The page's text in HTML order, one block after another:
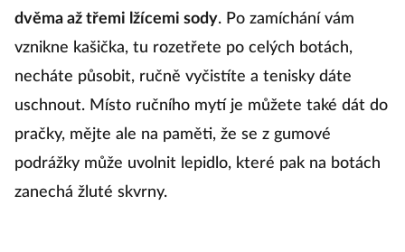
dvěma až třemi lžícemi sody. Po zamíchání vám
vznikne kašička, tu rozetřete po celých botách,
necháte působit, ručně vyčistíte a tenisky dáte
uschnout. Místo ručního mytí je můžete také dát do
pračky, mějte ale na paměti, že se z gumové
podrážky může uvolnit lepidlo, které pak na botách
zanechá žluté skvrny.